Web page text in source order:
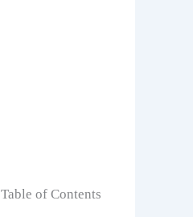
Table of Contents